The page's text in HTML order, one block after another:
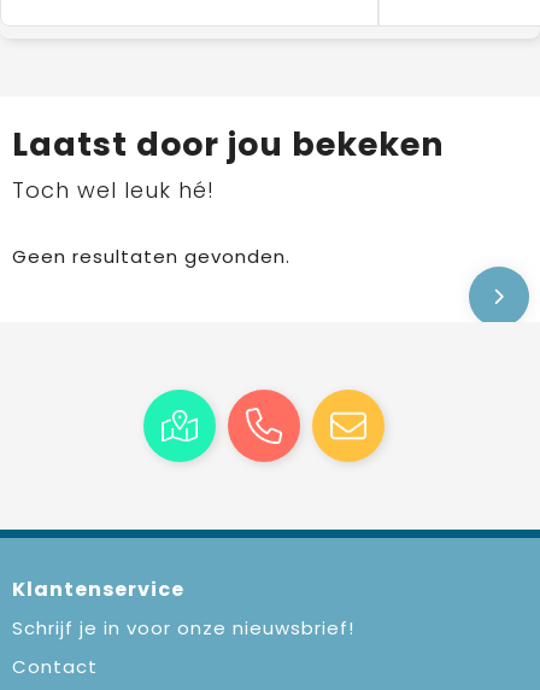
Laatst door jou bekeken
Toch wel leuk hé!
Geen resultaten gevonden.
Klantenservice
Schrijf je in voor onze nieuwsbrief!
Contact